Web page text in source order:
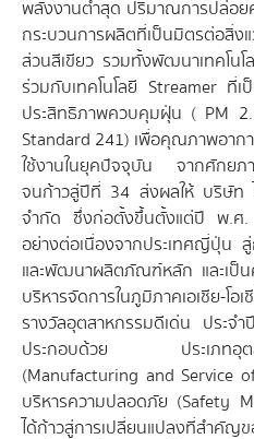
พลังงานต่ำสุด ปริมาณการปล่อย
กระบวนการผลิตที่เป็นมิตรต่อสิ่
ส่วนสีเขียว รวมทั้งพัฒนาเทคโ
ร่วมกับเทคโนโลยี Streamer ที่เ
ประสิทธิภาพควบคุมฝุ่น ( PM
Standard 241) เพื่อคุณภาพอาก
ใช้งานในยุคปัจจุบัน จากศักยภ
จนก้าวสู่ปีที่ 34 ส่งผลให้ บริษัท
จำกัด ซึ่งก่อตั้งขึ้นตั้งแต่ปี พ.ศ.
อย่างต่อเนื่องจากประเทศญี่ปุ่น
และพัฒนาผลิตภัณฑ์หลัก และเป็
บริหารจัดการในภูมิภาคเอเชีย-
รางวัลอุตสาหกรรมดีเด่น ประ
ประกอบด้วย ประเภทอุตสา
(Manufacturing and Service
บริหารความปลอดภัย (Safety
ได้ก้าวสู่การเปลี่ยนแปลงที่สำคัญ